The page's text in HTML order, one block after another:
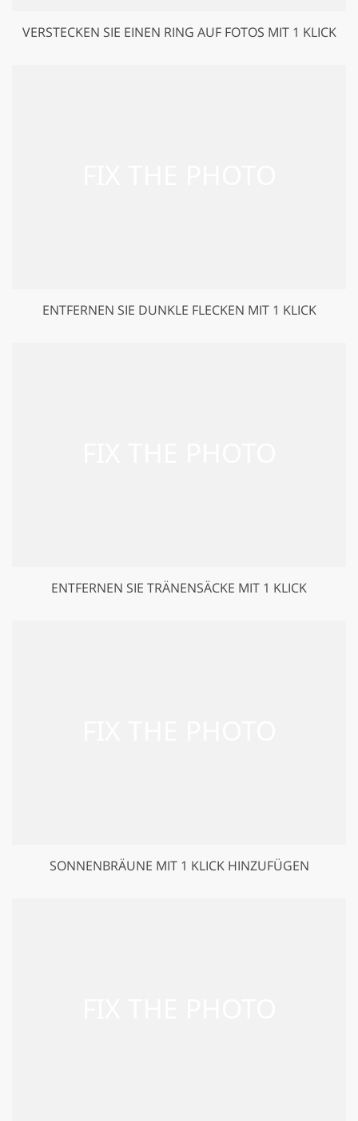
VERSTECKEN SIE EINEN RING AUF FOTOS MIT 1 KLICK
ENTFERNEN SIE DUNKLE FLECKEN MIT 1 KLICK
ENTFERNEN SIE TRÄNENSÄCKE MIT 1 KLICK
SONNENBRÄUNE MIT 1 KLICK HINZUFÜGEN